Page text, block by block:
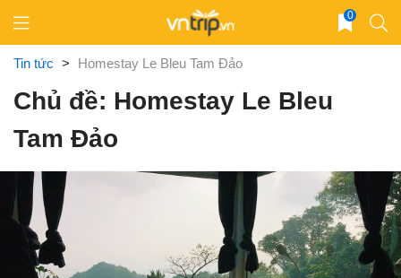
content
0
Tin tức > Homestay Le Bleu Tam Đảo
Chủ đề: Homestay Le Bleu
Tam Đảo